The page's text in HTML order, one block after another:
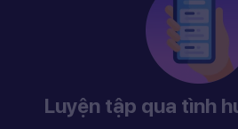
Luyện tập qua tình